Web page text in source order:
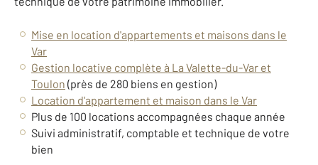
Mise en location d'appartements et maisons dans le
Var
Gestion locative complète à La Valette-du-Var et
Toulon (près de 280 biens en gestion)
Location d'appartement et maison dans le Var
Plus de 100 locations accompagnées chaque année
Suivi administratif, comptable et technique de votre
bien